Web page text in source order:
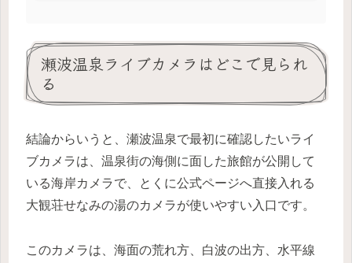
瀬波温泉ライブカメラはどこで見られ
る
結論からいうと、瀬波温泉で最初に確認したいライ
ブカメラは、温泉街の海側に面した旅館が公開して
いる海岸カメラで、とくに公式ページへ直接入れる
大観荘せなみの湯のカメラが使いやすい入口です。
このカメラは、海面の荒れ方、白波の出方、水平線